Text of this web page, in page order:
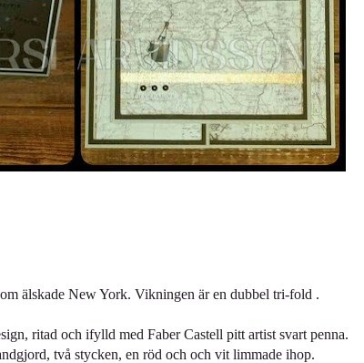
älskade New York. Vikningen är en dubbel tri-fold .
ritad och ifylld med Faber Castell pitt artist svart penna.
två stycken, en röd och och vit limmade ihop.